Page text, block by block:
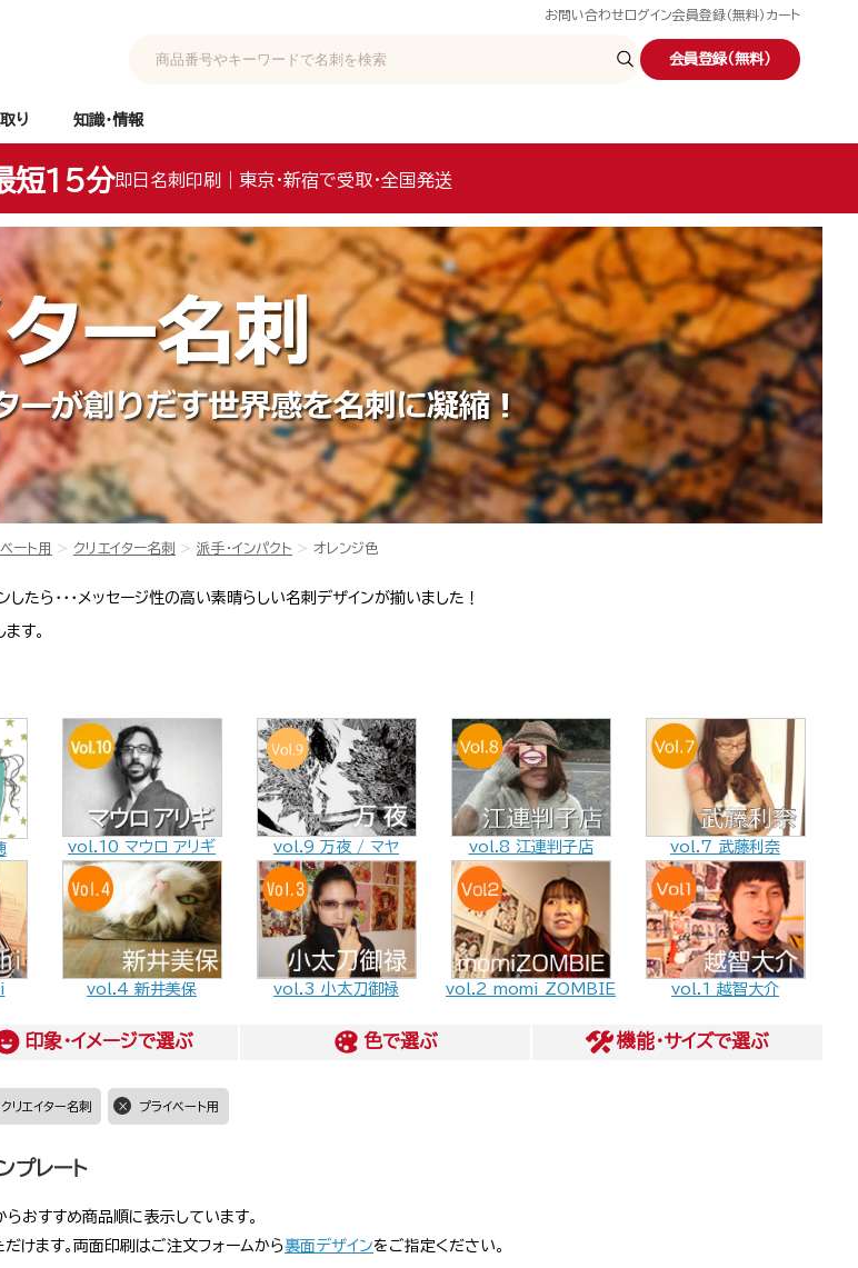
お問い合わせ ログイン会員登録（無料） カート
会員登録（無料）
り 知識・情報
短15分即日名刺印刷｜東京・新宿で受取・全国発送
ート用 クリエイター名刺 派手・インパクト オレンジ色
たら・・・メッセージ性の高い素晴らしい名刺デザインが揃いました！
す。
vol.10 マウロ アリギ vol.9 万夜 / マヤ vol.8 江連判子店 vol.7 武藤利奈
vol.4 新井美保 vol.3 小太刀御禄 vol.2 momi ZOMBIE vol.1 越智大介
印象・イメージで選ぶ 色で選ぶ 機能・サイズで選ぶ
クリエイター名刺 プライベート用
プレート
らおすすめ商品順に表示しています。
けます。両面印刷はご注文フォームから裏面デザインをご指定ください。